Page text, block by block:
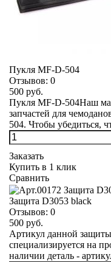
Пукля MF-D-504
Отзывов: 0
500 руб.
Пукля MF-D-504Наш
запчастей для
504. Чтобы убедиться,
Заказать
Купить в 1 клик
Сравнить
Защита D3053 black
Отзывов: 0
500 руб.
Артикул данной
специализируется на
наличии деталь -